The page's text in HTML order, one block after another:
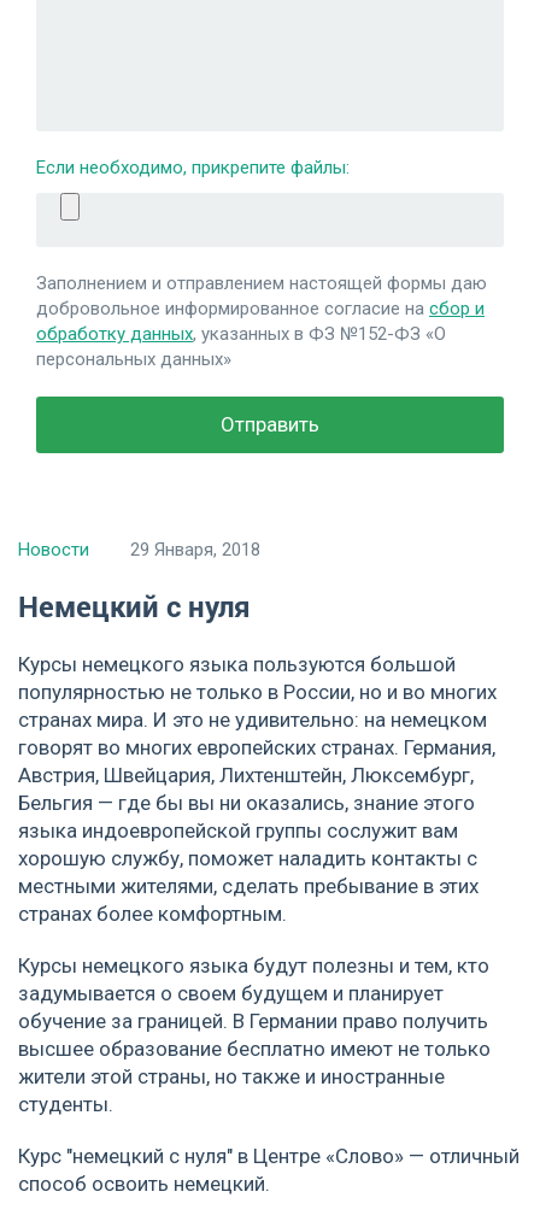
Если необходимо, прикрепите файлы:
Заполнением и отправлением настоящей формы даю
добровольное информированное согласие на сбор и
обработку данных, указанных в ФЗ №152-ФЗ «О
персональных данных»
Новости 29 Января, 2018
Немецкий с нуля
Курсы немецкого языка пользуются большой
популярностью не только в России, но и во многих
странах мира. И это не удивительно: на немецком
говорят во многих европейских странах. Германия,
Австрия, Швейцария, Лихтенштейн, Люксембург,
Бельгия — где бы вы ни оказались, знание этого
языка индоевропейской группы сослужит вам
хорошую службу, поможет наладить контакты с
местными жителями, сделать пребывание в этих
странах более комфортным.
Курсы немецкого языка будут полезны и тем, кто
задумывается о своем будущем и планирует
обучение за границей. В Германии право получить
высшее образование бесплатно имеют не только
жители этой страны, но также и иностранные
студенты.
Курс "немецкий с нуля" в Центре «Слово» — отличный
способ освоить немецкий.